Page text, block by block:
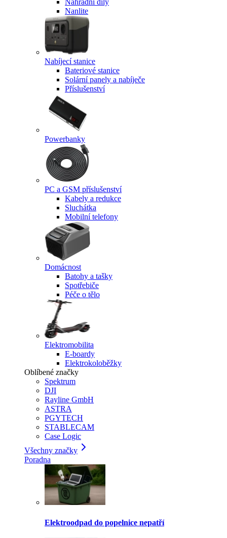
Náhradní díly
Nanlite
Nabíjecí stanice
Bateriové stanice
Solární panely a nabíječe
Příslušenství
Powerbanky
PC a GSM příslušenství
Kabely a redukce
Sluchátka
Mobilní telefony
Domácnost
Batohy a tašky
Spotřebiče
Péče o tělo
Elektromobilita
E-boardy
Elektrokoloběžky
Oblíbené značky
Spektrum
DJI
Rayline GmbH
ASTRA
PGYTECH
STABLECAM
Case Logic
Všechny značky
Poradna
Elektroodpad do popelnice nepatří